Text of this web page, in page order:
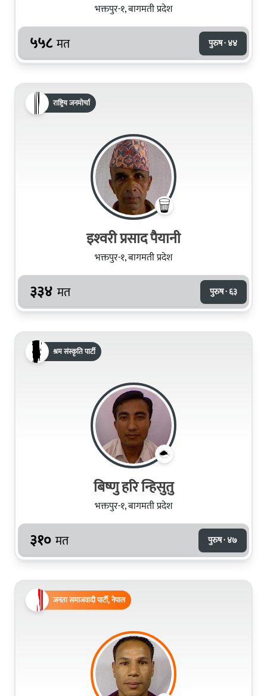
भक्तपुर-१, बागमती प्रदेश
५५८ मत पुरुष · ४४
राष्ट्रिय जनमोर्चा
इश्‍वरी प्रसाद पैयानी
भक्तपुर-१, बागमती प्रदेश
३३४ मत पुरुष · ६३
श्रम संस्कृति पार्टी
बिष्णु हरि न्हिसुतु
भक्तपुर-१, बागमती प्रदेश
३१० मत पुरुष · ४७
जनता समाजवादी पार्टी, नेपाल